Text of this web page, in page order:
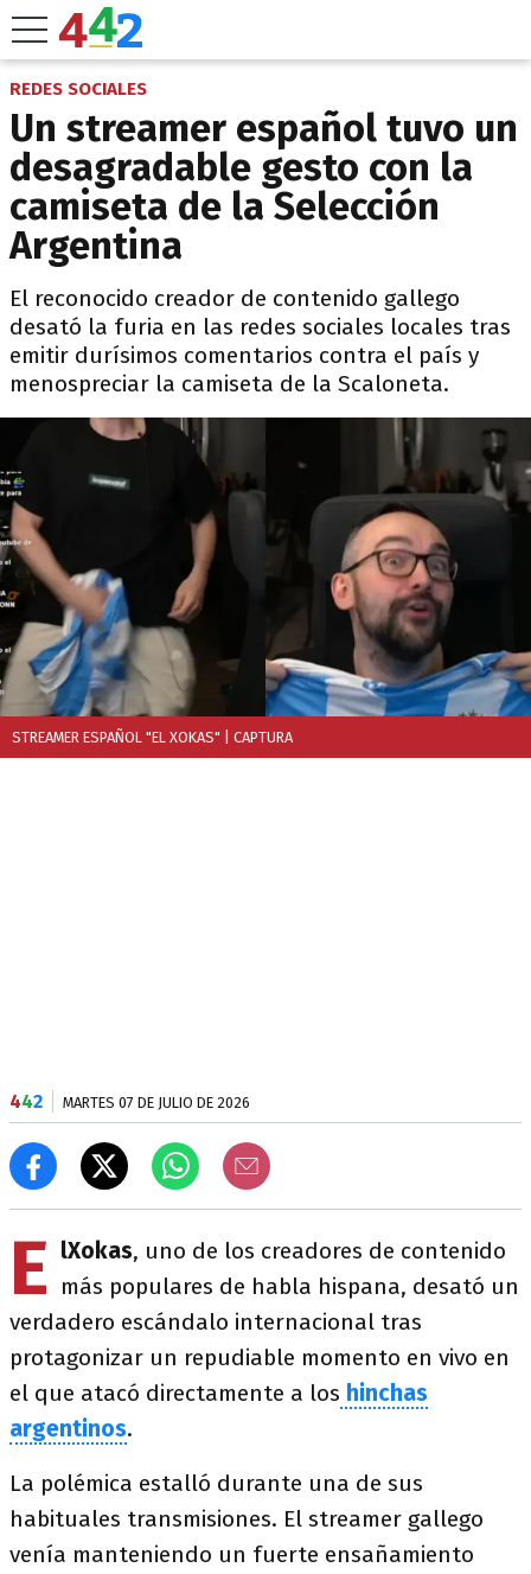
REDES SOCIALES
Un streamer español tuvo un
desagradable gesto con la
camiseta de la Selección
Argentina
El reconocido creador de contenido gallego
desató la furia en las redes sociales locales tras
emitir durísimos comentarios contra el país y
menospreciar la camiseta de la Scaloneta.
STREAMER ESPAÑOL "EL XOKAS" | CAPTURA
442 MARTES 07 DE JULIO DE 2026
E lXokas, uno de los creadores de contenido
más populares de habla hispana, desató un
verdadero escándalo internacional tras
protagonizar un repudiable momento en vivo en
el que atacó directamente a los hinchas
argentinos.
La polémica estalló durante una de sus
habituales transmisiones. El streamer gallego
venía manteniendo un fuerte ensañamiento